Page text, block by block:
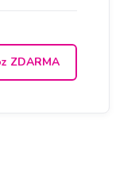
ZDARMA